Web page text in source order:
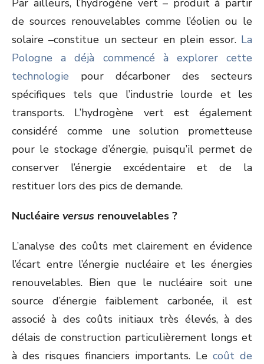
Par ailleurs, l’hydrogène vert – produit à partir
de sources renouvelables comme l’éolien ou le
solaire –constitue un secteur en plein essor. La
Pologne a déjà commencé à explorer cette
technologie pour décarboner des secteurs
spécifiques tels que l’industrie lourde et les
transports. L’hydrogène vert est également
considéré comme une solution prometteuse
pour le stockage d’énergie, puisqu’il permet de
conserver l’énergie excédentaire et de la
restituer lors des pics de demande.
Nucléaire versus renouvelables ?
L’analyse des coûts met clairement en évidence
l’écart entre l’énergie nucléaire et les énergies
renouvelables. Bien que le nucléaire soit une
source d’énergie faiblement carbonée, il est
associé à des coûts initiaux très élevés, à des
délais de construction particulièrement longs et
à des risques financiers importants. Le coût de